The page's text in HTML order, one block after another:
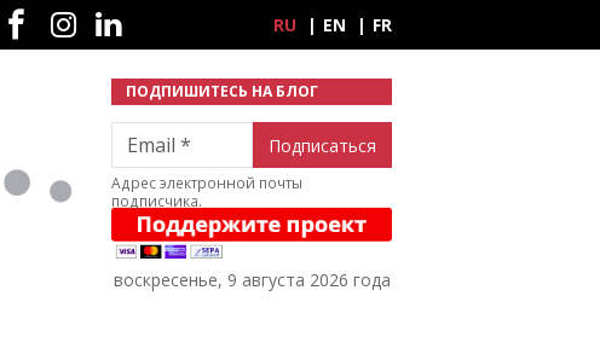
Социальные сети
RU EN FR
ПОДПИШИТЕСЬ НА БЛОГ
Email
Адрес электронной почты
подписчика.
воскресенье, 9 августа 2026 года